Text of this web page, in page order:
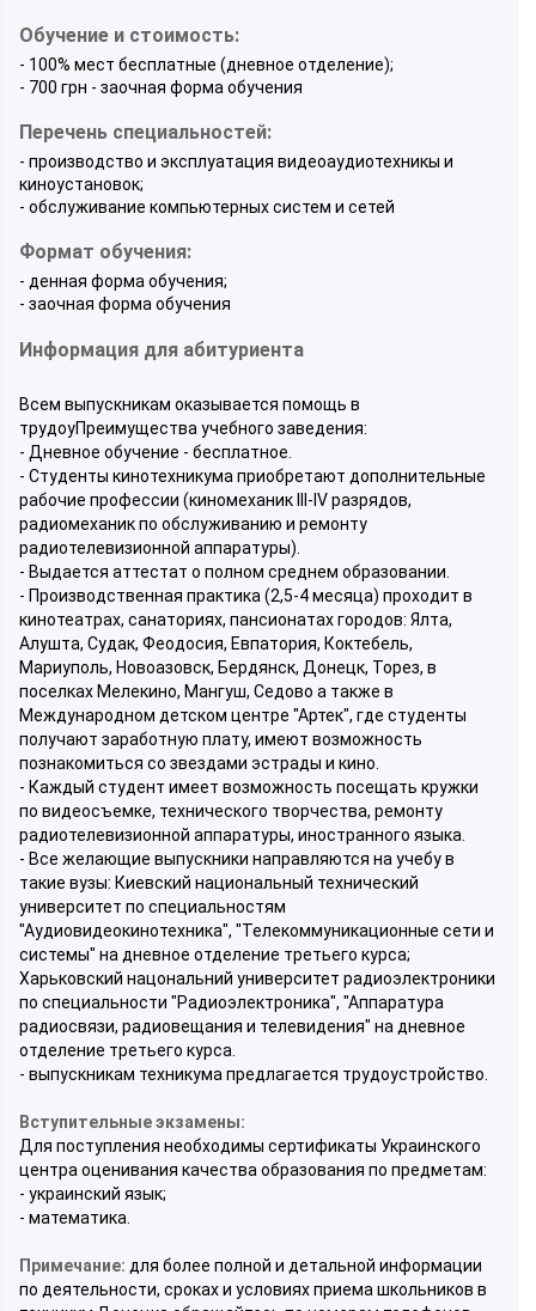
Обучение и стоимость:
- 100% мест бесплатные (дневное отделение);
- 700 грн - заочная форма обучения
Перечень специальностей:
- производство и эксплуатация видеоаудиотехникы и
киноустановок;
- обслуживание компьютерных систем и сетей
Формат обучения:
- денная форма обучения;
- заочная форма обучения
Информация для абитуриента
Всем выпускникам оказывается помощь в
трудоуПреимущества учебного заведения:
- Дневное обучение - бесплатное.
- Студенты кинотехникума приобретают дополнительные
рабочие профессии (киномеханик III-IV разрядов,
радиомеханик по обслуживанию и ремонту
радиотелевизионной аппаратуры).
- Выдается аттестат о полном среднем образовании.
- Производственная практика (2,5-4 месяца) проходит в
кинотеатрах, санаториях, пансионатах городов: Ялта,
Алушта, Судак, Феодосия, Евпатория, Коктебель,
Мариуполь, Новоазовск, Бердянск, Донецк, Торез, в
поселках Мелекино, Мангуш, Седово а также в
Международном детском центре "Артек", где студенты
получают заработную плату, имеют возможность
познакомиться со звездами эстрады и кино.
- Каждый студент имеет возможность посещать кружки
по видеосъемке, технического творчества, ремонту
радиотелевизионной аппаратуры, иностранного языка.
- Все желающие выпускники направляются на учебу в
такие вузы: Киевский национальный технический
университет по специальностям
"Аудиовидеокинотехника", "Телекоммуникационные сети и
системы" на дневное отделение третьего курса;
Харьковский нацональний университет радиоэлектроники
по специальности "Радиоэлектроника", "Аппаратура
радиосвязи, радиовещания и телевидения" на дневное
отделение третьего курса.
- выпускникам техникума предлагается трудоустройство.
Вступительные экзамены:
Для поступления необходимы сертификаты Украинского
центра оценивания качества образования по предметам:
- украинский язык;
- математика.
Примечание: для более полной и детальной информации
по деятельности, сроках и условиях приема школьников в